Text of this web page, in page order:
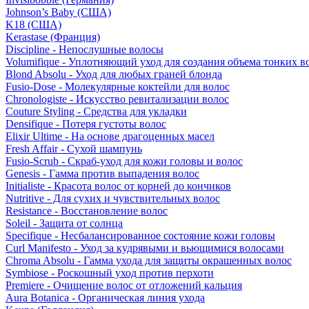
Johnson’s Baby (США)
K18 (США)
Kerastase (Франция)
Discipline - Непослушные волосы
Volumifique - Уплотняющий уход для создания объема тонких
Blond Absolu - Уход для любых граней блонда
Fusio-Dose - Молекулярные коктейли для волос
Chronologiste - Искусство ревитализации волос
Couture Styling - Средства для укладки
Densifique - Потеря густоты волос
Elixir Ultime - На основе драгоценных масел
Fresh Affair - Сухой шампунь
Fusio-Scrub - Скраб-уход для кожи головы и волос
Genesis - Гамма против выпадения волос
Initialiste - Красота волос от корней до кончиков
Nutritive - Для сухих и чувствительных волос
Resistance - Восстановление волос
Soleil - Защита от солнца
Specifique - Несбалансированное состояние кожи головы
Curl Manifesto - Уход за кудрявыми и вьющимися волосами
Chroma Absolu - Гамма ухода для защиты окрашенных волос
Symbiose - Роскошный уход против перхоти
Premiere - Очищение волос от отложений кальция
Aura Botanica - Органическая линия ухода